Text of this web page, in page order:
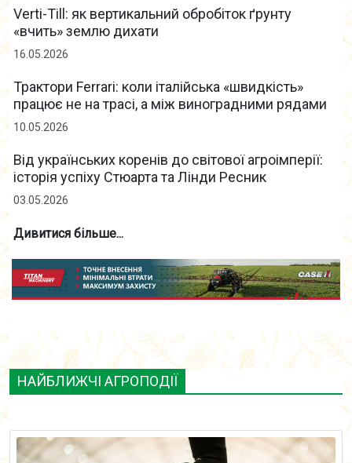
Verti-Till: як вертикальний обробіток ґрунту
«вчить» землю дихати
16.05.2026
Трактори Ferrari: коли італійська «швидкість»
працює не на трасі, а між виноградними рядами
10.05.2026
Від українських коренів до світової агроімперії:
історія успіху Стюарта та Лінди Ресник
03.05.2026
Дивитися більше...
НАЙБЛИЖЧІ АГРОПОДІЇ